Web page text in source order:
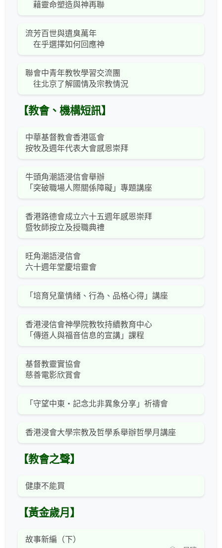
藉靈命塑造與神再聯
流芳百世與遺臭萬年
在乎選擇如何回應神
聯會中青年教牧學習交流團
往北京了解國情及宗教情況
【教會、機構短訊】
中華基督教會香港區會
按牧及週年代表大會感恩崇拜
牛頭角潮語浸信會舉辦
「突破職場人際關係障礙」專題講座
香港路德會成立六十五週年感恩崇拜
暨牧師按立及授職典禮
旺角潮語浸信會
六十週年堂慶培靈會
「培育兒童情緒、行為、品格心得」講座
香港浸信會神學院教牧持續教育中心
「傳道人與福音信息的宣講」課程
基督教靈實協會
慈善電影欣賞會
「守望中東‧記念北非異象分享」祈禱會
香港浸會大學宗教及哲學系舉辦哲學月講座
【教會之聲】
健康不能買
【黃金歲月】
故事新編（下）